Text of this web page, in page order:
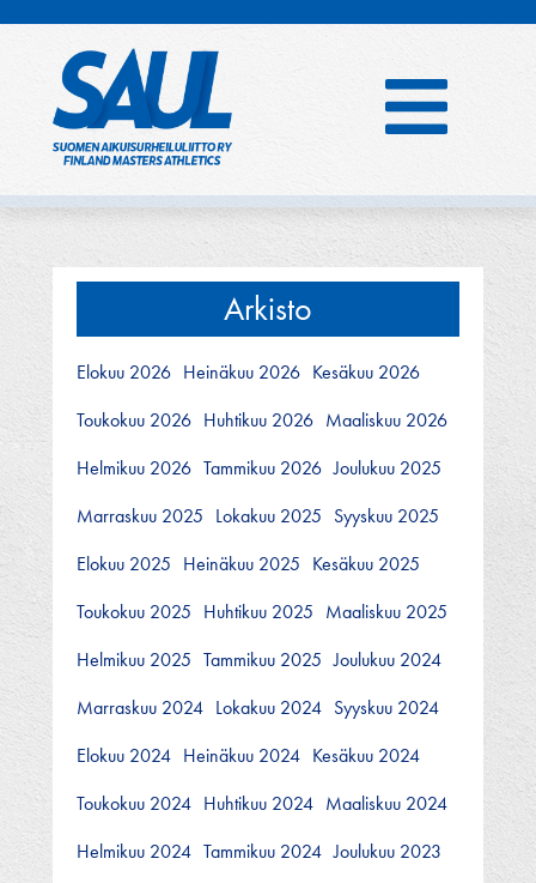
Arkisto
Elokuu 2026 Heinäkuu 2026 Kesäkuu 2026
Toukokuu 2026 Huhtikuu 2026 Maaliskuu 2026
Helmikuu 2026 Tammikuu 2026 Joulukuu 2025
Marraskuu 2025 Lokakuu 2025 Syyskuu 2025
Elokuu 2025 Heinäkuu 2025 Kesäkuu 2025
Toukokuu 2025 Huhtikuu 2025 Maaliskuu 2025
Helmikuu 2025 Tammikuu 2025 Joulukuu 2024
Marraskuu 2024 Lokakuu 2024 Syyskuu 2024
Elokuu 2024 Heinäkuu 2024 Kesäkuu 2024
Toukokuu 2024 Huhtikuu 2024 Maaliskuu 2024
Helmikuu 2024 Tammikuu 2024 Joulukuu 2023